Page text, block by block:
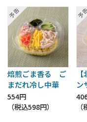
焙煎ごま香る ご
まだれ冷し中華
554円
（税込598円）
ン